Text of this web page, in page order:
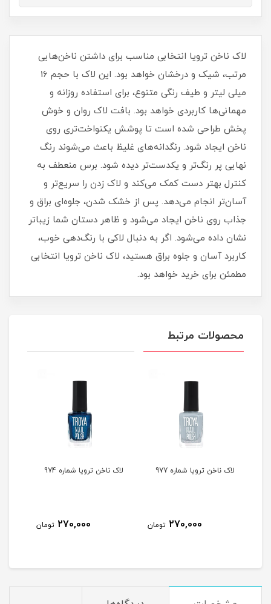
لاک ناخن ترویا انتخابی مناسب برای داشتن ناخن‌هایی
مرتب، شیک و درخشان خواهد بود. این لاک با حجم 16
میلی‌ لیتر و طیف رنگی متنوع، برای استفاده روزانه و
مهمانی‌ها کاربردی خواهد بود. بافت لاک روان و خوش‌
پخش طراحی شده است تا پوشش یکنواخت‌تری روی
ناخن ایجاد شود. رنگدانه‌های غلیظ باعث می‌شوند رنگ
نهایی پر رنگ‌تر و یکدست‌تر دیده شود. برس منعطف به
کنترل بهتر دست کمک می‌کند و لاک زدن را سریع‌تر و
آسان‌تر انجام می‌دهد. پس از خشک شدن، جلوه‌ای براق و
جذاب روی ناخن ایجاد می‌شود و ظاهر دستان شما زیباتر
نشان داده می‌شود. اگر به دنبال لاکی با رنگ‌دهی خوب،
کاربرد آسان و جلوه براق هستید، لاک ناخن ترویا انتخابی
مطمئن برای خرید خواهد بود.
محصولات مرتبط
لاک ناخن ترویا شماره 977
270,000 تومان
لاک ناخن ترویا شماره 974
270,000 تومان